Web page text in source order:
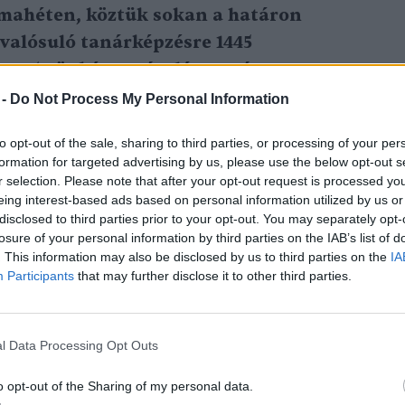
Do Not Process My Personal Information
opt-out of the sale, sharing to third parties, or processing of your
for targeted advertising by us, please use the below opt-out
selection. Please note that after your opt-out request is processed
interest-based ads based on personal information utilized by us
to third parties prior to your opt-out. You may separately
of your personal information by third parties on the IAB’s list of
This information may also be disclosed by us to third parties on the
Participants that may further disclose it to other third parties.
Data Processing Opt Outs
opt-out of the Sharing of my personal data.
köztük sokan a határon
tanárképzésre 1445
256 önkéntes óralátogató
foglalkozásait.
Témahét témái
is konkrét tematika mentén zajlik a
témák az alábbiak: